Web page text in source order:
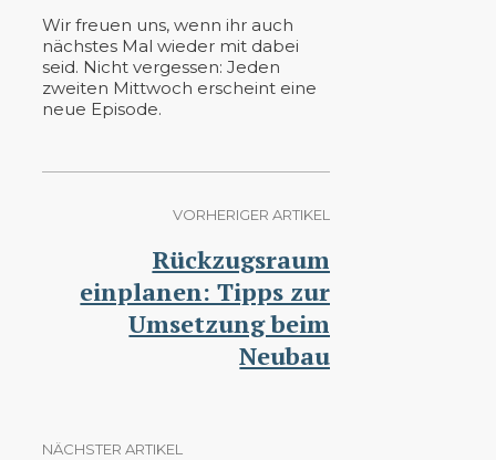
Wir freuen uns, wenn ihr auch
nächstes Mal wieder mit dabei
seid. Nicht vergessen: Jeden
zweiten Mittwoch erscheint eine
neue Episode.
VORHERIGER ARTIKEL
Rückzugsraum
einplanen: Tipps zur
Umsetzung beim
Neubau
NÄCHSTER ARTIKEL